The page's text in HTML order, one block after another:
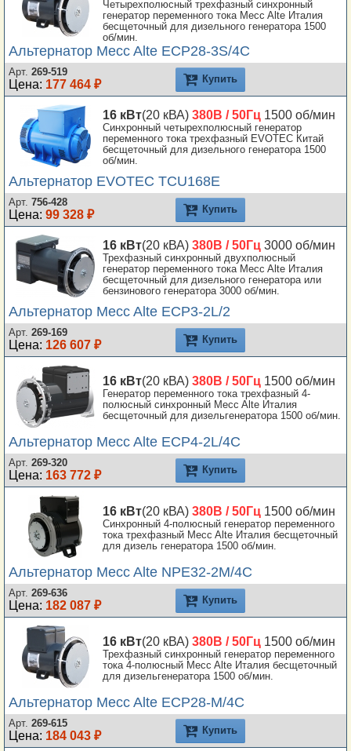
Четырехполюсный трехфазный синхронный
генератор переменного тока Mecc Alte Италия
бесщеточный для дизельного генератора 1500
об/мин.
Альтернатор Mecc Alte ECP28-3S/4C
Арт. 269-519
Цена: 177 464 ₽ Купить
16 кВт(20 кВА) 380В / 50Гц 1500 об/мин
Синхронный четырехполюсный генератор
переменного тока трехфазный EVOTEC Китай
бесщеточный для дизельного генератора 1500
об/мин.
Альтернатор EVOTEC TCU168E
Арт. 756-428
Цена: 99 328 ₽ Купить
16 кВт(20 кВА) 380В / 50Гц 3000 об/мин
Трехфазный синхронный двухполюсный
генератор переменного тока Mecc Alte Италия
бесщеточный для дизельного генератора или
бензинового генератора 3000 об/мин.
Альтернатор Mecc Alte ECP3-2L/2
Арт. 269-169
Цена: 126 607 ₽ Купить
16 кВт(20 кВА) 380В / 50Гц 1500 об/мин
Генератор переменного тока трехфазный 4-
полюсный синхронный Mecc Alte Италия
бесщеточный для дизельгенератора 1500 об/мин.
Альтернатор Mecc Alte ECP4-2L/4C
Арт. 269-320
Цена: 163 772 ₽ Купить
16 кВт(20 кВА) 380В / 50Гц 1500 об/мин
Синхронный 4-полюсный генератор переменного
тока трехфазный Mecc Alte Италия бесщеточный
для дизель генератора 1500 об/мин.
Альтернатор Mecc Alte NPE32-2M/4C
Арт. 269-636
Цена: 182 087 ₽ Купить
16 кВт(20 кВА) 380В / 50Гц 1500 об/мин
Трехфазный синхронный генератор переменного
тока 4-полюсный Mecc Alte Италия бесщеточный
для дизельгенератора 1500 об/мин.
Альтернатор Mecc Alte ECP28-M/4C
Арт. 269-615
Цена: 184 043 ₽ Купить